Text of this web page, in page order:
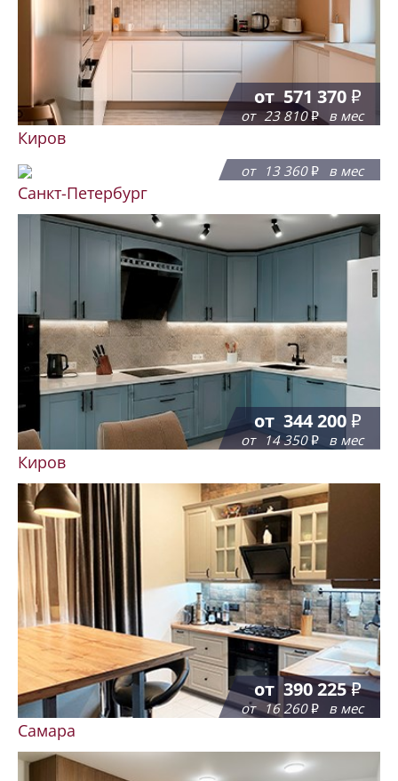
от 571 370
от 23 810 в мес
Киров
от 13 360 в мес
Санкт-Петербург
от 344 200
от 14 350 в мес
Киров
от 390 225
от 16 260 в мес
Самара